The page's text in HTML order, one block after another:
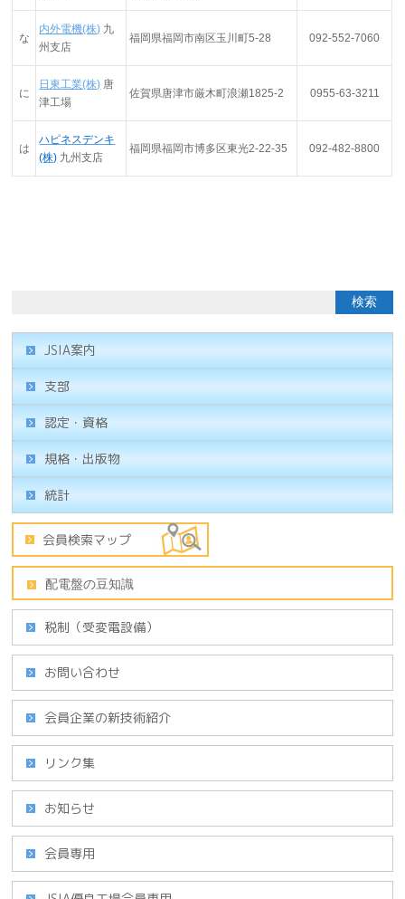
な
内外電機(株) 九
州支店
福岡県福岡市南区玉川町5-28 092-552-7060
に
日東工業(株) 唐
津工場
佐賀県唐津市厳木町浪瀬1825-2 0955-63-3211
は
ハピネスデンキ
(株) 九州支店
福岡県福岡市博多区東光2-22-35 092-482-8800
JSIA案内
支部
認定・資格
規格・出版物
統計
税制（受変電設備）
お問い合わせ
会員企業の新技術紹介
リンク集
お知らせ
会員専用